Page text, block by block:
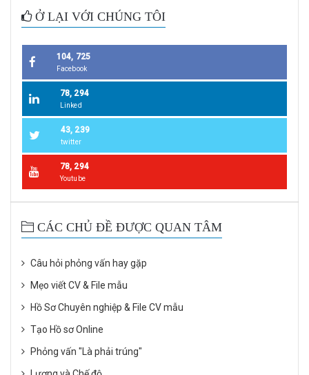
Ở LẠI VỚI CHÚNG TÔI
104, 725
Facebook
78, 294
Linked
43, 239
twitter
78, 294
Youtube
CÁC CHỦ ĐỀ ĐƯỢC QUAN TÂM
Câu hỏi phỏng vấn hay gặp
Mẹo viết CV & File mẫu
Hồ Sơ Chuyên nghiệp & File CV mẫu
Tạo Hồ sơ Online
Phỏng vấn "Là phải trúng"